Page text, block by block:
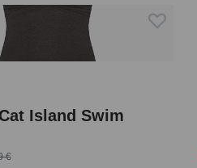
Island Swim
€